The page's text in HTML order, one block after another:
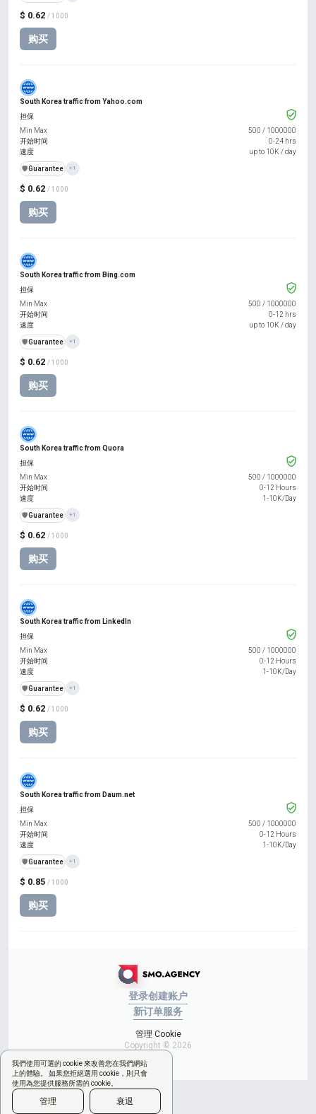
我們使用可選的 cookie 來改善您在我們網站
上的體驗。 如果您拒絕選用 cookie，則只會
使用為您提供服務所需的 cookie。
管理 衰退
$ 0.62 / 1000
购买
South Korea traffic from Yahoo.com
$ 0.62 / 1000
购买
担保
Min Max
500 / 1000000
开始时间
0-24 hrs
速度
up to 10K / day
️🛡️Guarantee +1
South Korea traffic from Bing.com
$ 0.62 / 1000
购买
担保
Min Max
500 / 1000000
开始时间
0-12 hrs
速度
up to 10K / day
️🛡️Guarantee +1
South Korea traffic from Quora
$ 0.62 / 1000
购买
担保
Min Max
500 / 1000000
开始时间
0-12 Hours
速度
1-10K/Day
️🛡️Guarantee +1
South Korea traffic from LinkedIn
$ 0.62 / 1000
购买
担保
Min Max
500 / 1000000
开始时间
0-12 Hours
速度
1-10K/Day
️🛡️Guarantee +1
South Korea traffic from Daum.net
$ 0.85 / 1000
购买
担保
Min Max
500 / 1000000
开始时间
0-12 Hours
速度
1-10K/Day
️🛡️Guarantee +1
登录创建账户
新订单服务
管理 Cookie
Copyright © 2026